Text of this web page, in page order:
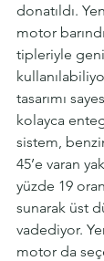
donatıldı.
motor
tipleriyle
tasarımı
kolayca
sistem,
45’e varan
yüzde 19
sunarak üst
vadediyor.
motor da